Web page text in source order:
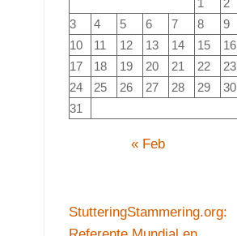
1
2
3
4 5 6 7 8
9
10
11 12 13 14 15
16
17
18 19 20 21 22
23
24
25 26 27 28 29
30
31
« Feb
StutteringStammering.org: